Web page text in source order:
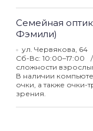
Семейная
Фэмили)
ул. Червякова, 64
Сб-Вс: 10:00–17:00
сложности
В наличии
очки, а также
зрения.